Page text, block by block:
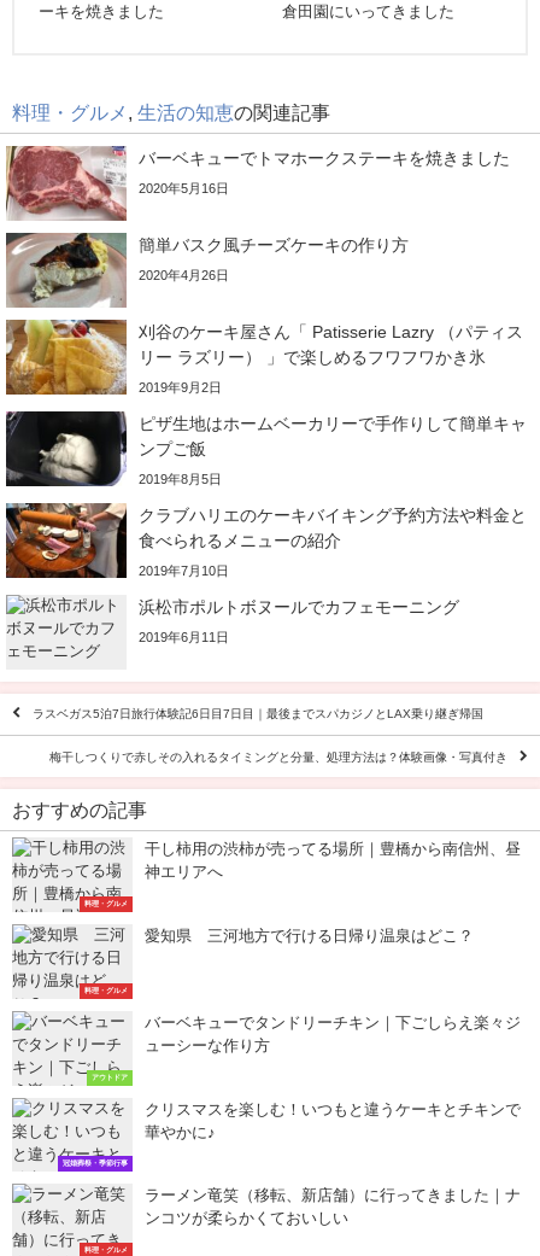
ーキを焼きました 倉田園にいってきました
料理・グルメ , 生活の知恵の関連記事
バーベキューでトマホークステーキを焼きました
2020年5月16日
簡単バスク風チーズケーキの作り方
2020年4月26日
刈谷のケーキ屋さん「 Patisserie Lazry （パティス
リー ラズリー） 」で楽しめるフワフワかき氷
2019年9月2日
ピザ生地はホームベーカリーで手作りして簡単キャ
ンプご飯
2019年8月5日
クラブハリエのケーキバイキング予約方法や料金と
食べられるメニューの紹介
2019年7月10日
浜松市ポルトボヌールでカフェモーニング
2019年6月11日
ラスベガス5泊7日旅行体験記6日目7日目｜最後までスパカジノとLAX乗り継ぎ帰国
梅干しつくりで赤しその入れるタイミングと分量、処理方法は？体験画像・写真付き
おすすめの記事
料理・グルメ
干し柿用の渋柿が売ってる場所｜豊橋から南信州、昼
神エリアへ
料理・グルメ
愛知県 三河地方で行ける日帰り温泉はどこ？
アウトドア
バーベキューでタンドリーチキン｜下ごしらえ楽々ジ
ューシーな作り方
冠婚葬祭・季節行事
クリスマスを楽しむ！いつもと違うケーキとチキンで
華やかに♪
料理・グルメ
ラーメン竜笑（移転、新店舗）に行ってきました｜ナ
ンコツが柔らかくておいしい